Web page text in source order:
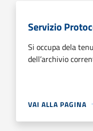
Servizio
Si occupa dela
dell’archivio
VAI ALLA PAGINA